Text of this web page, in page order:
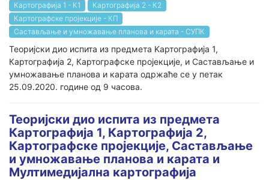
Картографија 1 - К1
Картографија 2 - К2
Картографске пројекције - КП
Састављање и умножавање планова и карата - СУПК
Теоријски дио испита из предмета Kaртографија 1,
Картографија 2, Картографске пројекције, и Састављање и
умножавање планова и карата одржаће се у петак
25.09.2020. године од 9 часова.
Теоријски дио испита из предмета
Картографија 1, Картографија 2,
Картографске пројекције, Састављање
и умножавање планова и карата и
Мултимедијална картографија